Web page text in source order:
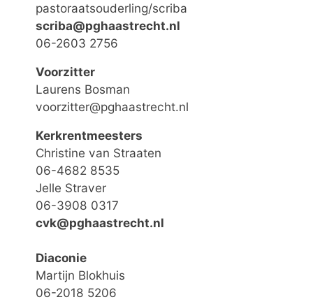
pastoraatsouderling/scriba
scriba@pghaastrecht.nl
06-2603 2756
Voorzitter
Laurens Bosman
voorzitter@pghaastrecht.nl
Kerkrentmeesters
Christine van Straaten
06-4682 8535
Jelle Straver
06-3908 0317
cvk@pghaastrecht.nl
Diaconie
Martijn Blokhuis
06-2018 5206